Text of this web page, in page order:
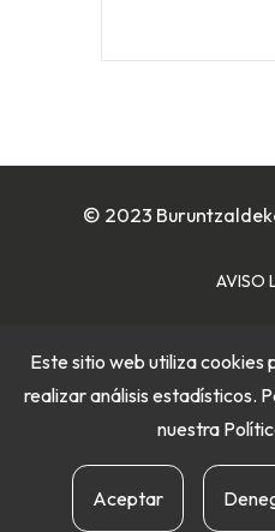
© 2023
AVISO
POLÍTICA DE
Este sitio web utiliza cookies
realizar análisis estadísticos.
nuestra
Aceptar